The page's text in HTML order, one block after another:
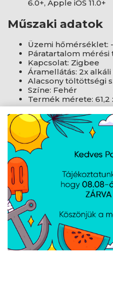
6.0+, Apple iOS 11.0+
Műszaki adatok
Üzemi hőmérséklet: -
Páratartalom mérési
Kapcsolat: Zigbee
Áramellátás: 2x alkáli
Alacsony töltöttségi
Színe: Fehér
Termék mérete: 61,2
Termék gyártói oldala